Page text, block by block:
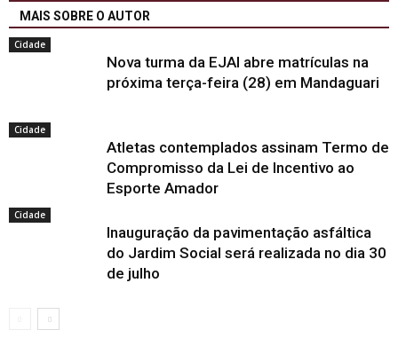
MAIS SOBRE O AUTOR
Cidade
Nova turma da EJAI abre matrículas na
próxima terça-feira (28) em Mandaguari
Cidade
Atletas contemplados assinam Termo de
Compromisso da Lei de Incentivo ao
Esporte Amador
Cidade
Inauguração da pavimentação asfáltica
do Jardim Social será realizada no dia 30
de julho